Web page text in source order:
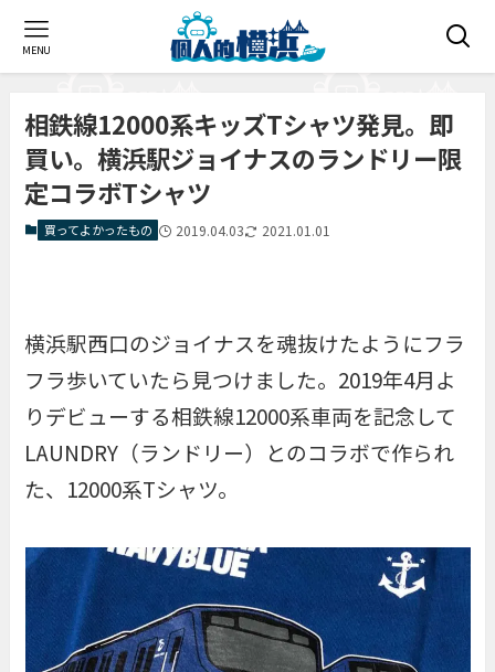
MENU
相鉄線12000系キッズTシャツ発見。即
買い。横浜駅ジョイナスのランドリー限
定コラボTシャツ
買ってよかったもの 2019.04.03 2021.01.01
横浜駅西口のジョイナスを魂抜けたようにフラ
フラ歩いていたら見つけました。2019年4月よ
りデビューする相鉄線12000系車両を記念して
LAUNDRY（ランドリー）とのコラボで作られ
た、12000系Tシャツ。